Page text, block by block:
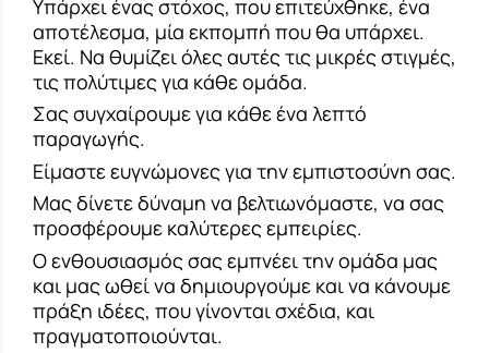
Υπάρχει ένας στόχος, που επιτεύχθηκε, ένα
αποτέλεσμα, μία εκπομπή που θα υπάρχει.
Εκεί. Να θυμίζει όλες αυτές τις μικρές στιγμές,
τις πολύτιμες για κάθε ομάδα.
Σας συγχαίρουμε για κάθε ένα λεπτό
παραγωγής.
Είμαστε ευγνώμονες για την εμπιστοσύνη σας.
Μας δίνετε δύναμη να βελτιωνόμαστε, να σας
προσφέρουμε καλύτερες εμπειρίες.
Ο ενθουσιασμός σας εμπνέει την ομάδα μας
και μας ωθεί να δημιουργούμε και να κάνουμε
πράξη ιδέες, που γίνονται σχέδια, και
πραγματοποιούνται.